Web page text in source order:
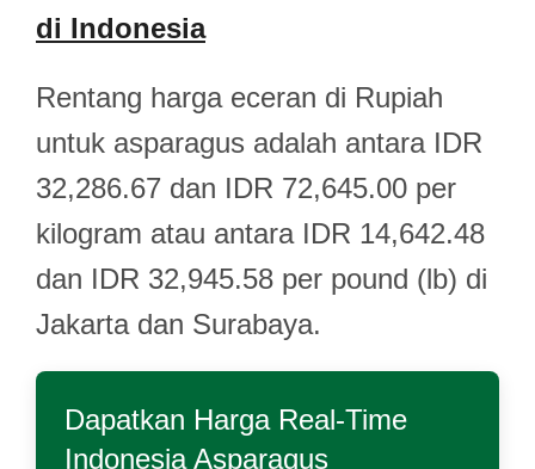
di Indonesia
Rentang harga eceran di Rupiah
untuk asparagus adalah antara IDR
32,286.67 dan IDR 72,645.00 per
kilogram atau antara IDR 14,642.48
dan IDR 32,945.58 per pound (lb) di
Jakarta dan Surabaya.
Dapatkan Harga Real-Time
Indonesia Asparagus